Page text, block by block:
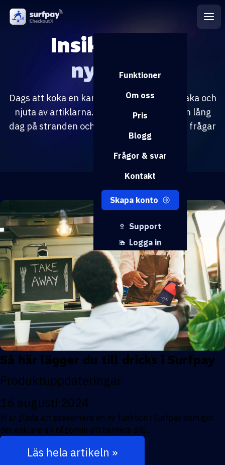
Support
Logga in
Funktioner
Om oss
Pris
Blogg
Frågor & svar
Kontakt
Skapa konto
Insikter och
nyheter
Dags att koka en kanna kaffe, luta dig tillbaka och
njuta av artiklarna. Perfekt syssla efter en lång
dag på stranden och bland vågorna, om du frågar
Så här lägger du till dricks i Surfpay
Produktuppdateringar
16 augusti 2024
Vi är glada att presentera en ny funktion i Surfpay som gör
det enklare än någonsin att hantera dric...
Läs hela artikeln »